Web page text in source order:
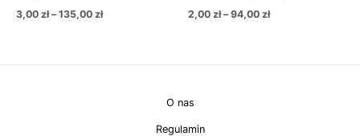
3,00 zł – 135,00 zł 2,00 zł – 94,00 zł
O nas
Regulamin